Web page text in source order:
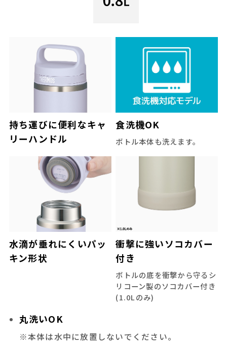
持ち運びに便利なキャ
リーハンドル
食洗機OK
ボトル本体も洗えます。
水滴が垂れにくいパッ
キン形状
衝撃に強いソコカバー
付き
ボトルの底を衝撃から守るシ
リコーン製のソコカバー付き
(1.0Lのみ)
丸洗いOK
※本体は水中に放置しないでください。